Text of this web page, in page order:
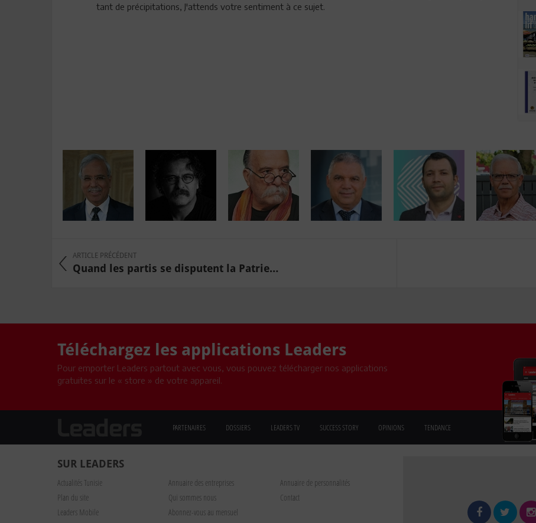
tant de précipitations, J'attends votre sentiment à ce sujet.
ARTICLE PRÉCÉDENT
Quand les partis se disputent la Patrie…
Téléchargez les applications Leaders
Pour emporter Leaders partout avec vous, vous pouvez télécharger nos applications
gratuites sur le « store » de votre appareil.
PARTENAIRES DOSSIERS LEADERS TV SUCCESS STORY OPINIONS TENDANCE
SUR LEADERS
Actualités Tunisie Annuaire des entreprises
Annuaire de personnalités
Plan du site
Qui sommes nous
Contact
Leaders Mobile
Abonnez-vous au mensuel